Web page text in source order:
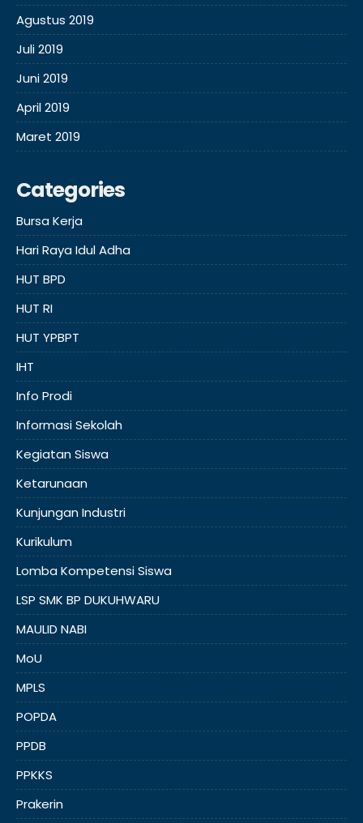
Agustus 2019
Juli 2019
Juni 2019
April 2019
Maret 2019
Categories
Bursa Kerja
Hari Raya Idul Adha
HUT BPD
HUT RI
HUT YPBPT
IHT
Info Prodi
Informasi Sekolah
Kegiatan Siswa
Ketarunaan
Kunjungan Industri
Kurikulum
Lomba Kompetensi Siswa
LSP SMK BP DUKUHWARU
MAULID NABI
MoU
MPLS
POPDA
PPDB
PPKKS
Prakerin